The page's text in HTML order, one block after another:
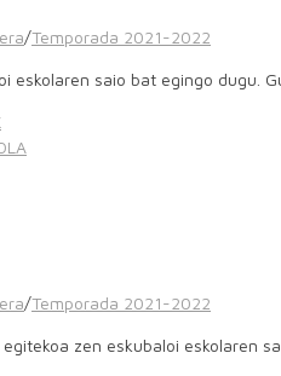
/Temporada 2021-2022
eskolaren saio bat egingo
/Temporada 2021-2022
zen eskubaloi eskolaren